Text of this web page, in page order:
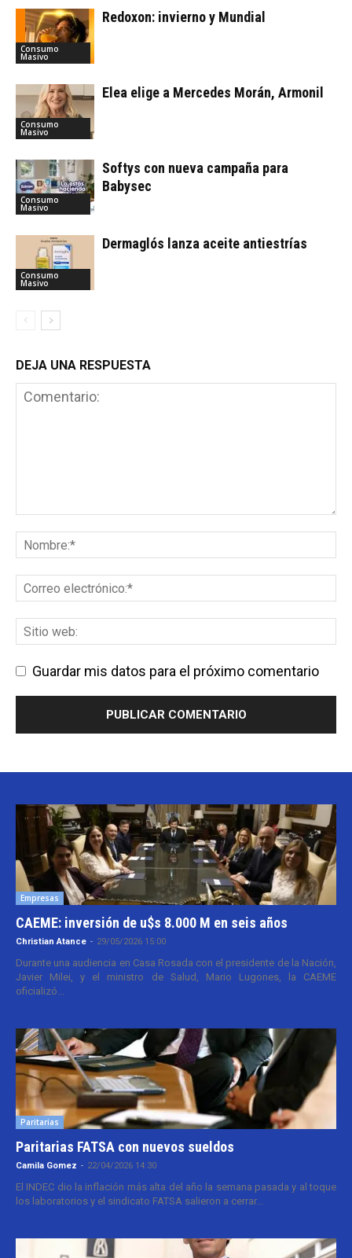
Consumo
Masivo
Redoxon: invierno y Mundial
Consumo
Masivo
Elea elige a Mercedes Morán, Armonil
Consumo
Masivo
Softys con nueva campaña para
Babysec
Consumo
Masivo
Dermaglós lanza aceite antiestrías
DEJA UNA RESPUESTA
Guardar mis datos para el próximo comentario
Empresas
CAEME: inversión de u$s 8.000 M en seis años
Christian Atance - 29/05/2026 15:00
Durante una audiencia en Casa Rosada con el presidente de la Nación,
Javier Milei, y el ministro de Salud, Mario Lugones, la CAEME
oficializó...
Paritarias
Paritarias FATSA con nuevos sueldos
Camila Gomez - 22/04/2026 14:30
El INDEC dio la inflación más alta del año la semana pasada y al toque
los laboratorios y el sindicato FATSA salieron a cerrar...